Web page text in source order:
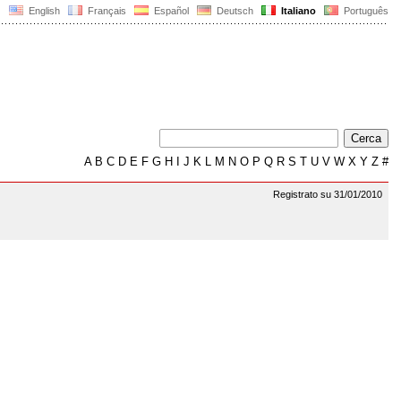
English Français Español Deutsch Italiano Português
AB C D E F G H J K L M N O P Q R S T U V W X Y Z #
Registrato su 31/01/2010